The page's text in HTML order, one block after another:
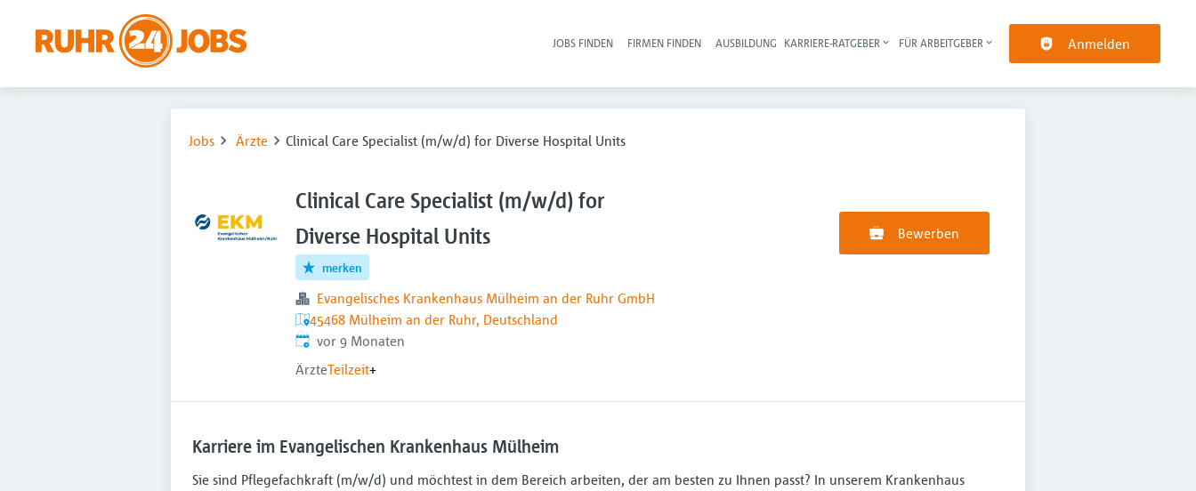
Haupt-Navigation
JOBS FINDEN FIRMEN FINDEN AUSBILDUNG KARRIERE-RATGEBER FÜR ARBEITGEBER Anmelden
Jobs Ärzte Clinical Care Specialist (m/w/d) for Diverse Hospital Units
Clinical Care Specialist (m/w/d) for
Diverse Hospital Units
merken
Evangelisches Krankenhaus Mülheim an der Ruhr GmbH
45468 Mülheim an der Ruhr, Deutschland
Veröffentlicht:
vor 9 Monaten
ÄrzteTeilzeit+
Bewerben
Karriere im Evangelischen Krankenhaus Mülheim
Sie sind Pflegefachkraft (m⁠/⁠w⁠/⁠d) und möchtest in dem Bereich arbeiten, der am besten zu Ihnen passt? In unserem Krankenhaus